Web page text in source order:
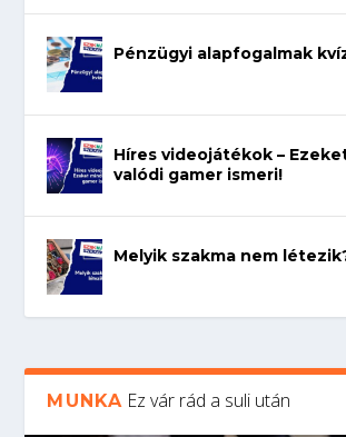
Pénzügyi alapfogalmak
Híres videojátékok –
valódi gamer ismeri!
Melyik szakma nem
MUNKA Ez vár rád a suli után